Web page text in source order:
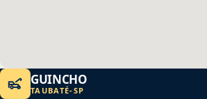
GUINCHO
TAUBATÉ-SP